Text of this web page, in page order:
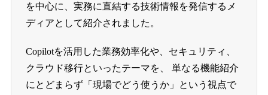
を中心に、実務に直結する技術情報を発信するメ
ディアとして紹介されました。
Copilotを活用した業務効率化や、セキュリティ、
クラウド移行といったテーマを、 単なる機能紹介
にとどまらず「現場でどう使うか」という視点で